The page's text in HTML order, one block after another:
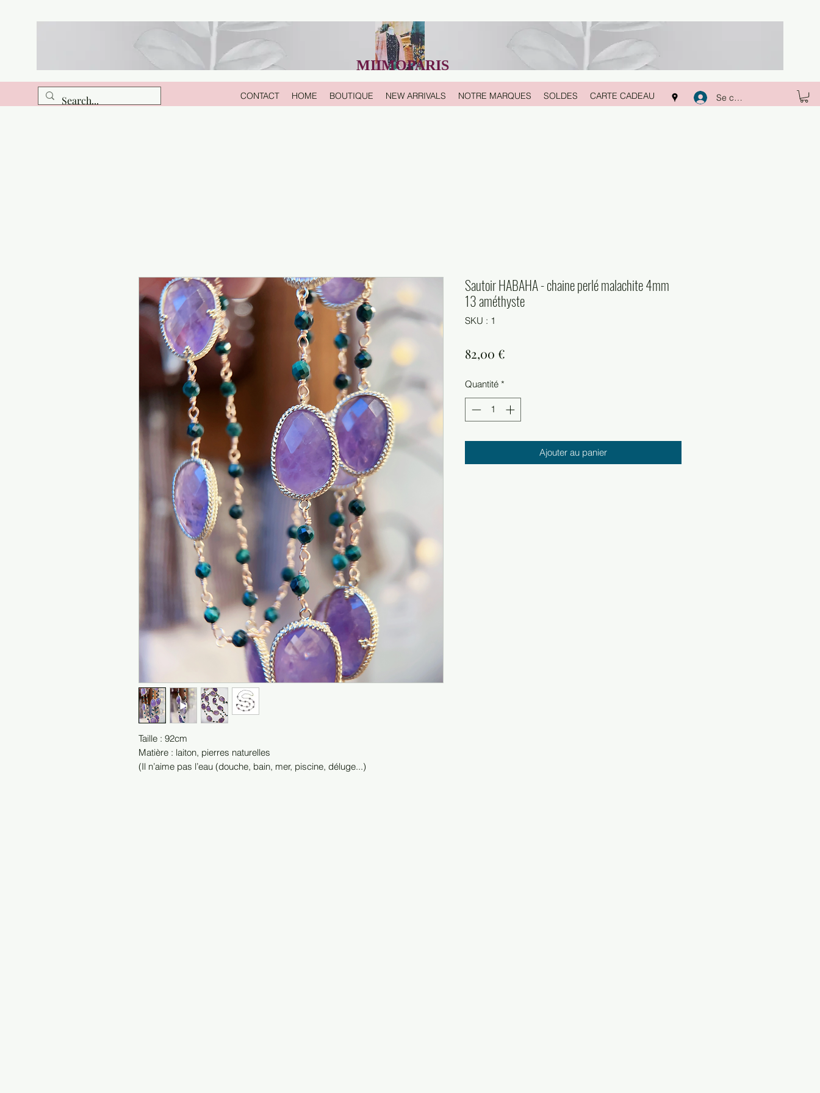
MIIMOPARIS
CONTACT HOME BOUTIQUE NEW ARRIVALS NOTRE MARQUES SOLDES CARTE CADEAU Se connecter
Taille : 92cm
Matière : laiton, pierres naturelles
(Il n’aime pas l’eau (douche, bain, mer, piscine, déluge...)
Sautoir HABAHA - chaine perlé malachite 4mm
13 améthyste
SKU : 1
82,00 €
Quantité *
Ajouter au panier